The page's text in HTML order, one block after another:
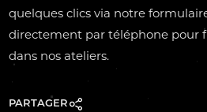
quelques clics via notre
directement par téléphone pour
dans nos ateliers.
PARTAGER